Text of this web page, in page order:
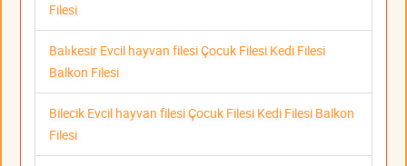
Filesi
Balıkesir Evcil hayvan filesi Çocuk Filesi Kedi Filesi
Balkon Filesi
Bilecik Evcil hayvan filesi Çocuk Filesi Kedi Filesi Balkon
Filesi